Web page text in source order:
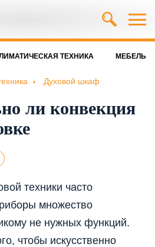
ТЕХНИКА МЕБЕЛЬ
Духовой шкаф
ли конвекция
техники часто
множество
не нужных функций.
чтобы искусственно